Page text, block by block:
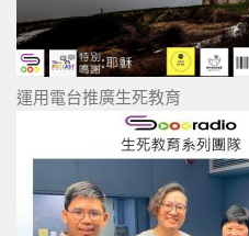
運用電台推廣生死教育